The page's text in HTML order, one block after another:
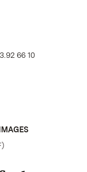
66 10